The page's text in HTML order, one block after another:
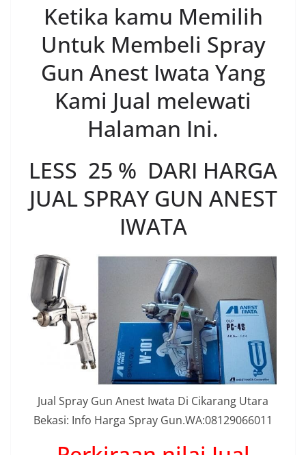
Ketika kamu Memilih
Untuk Membeli Spray
Gun Anest Iwata Yang
Kami Jual melewati
Halaman Ini.
LESS 25 % DARI HARGA
JUAL SPRAY GUN ANEST
IWATA
Jual Spray Gun Anest Iwata Di Cikarang Utara
Bekasi: Info Harga Spray Gun.WA:08129066011